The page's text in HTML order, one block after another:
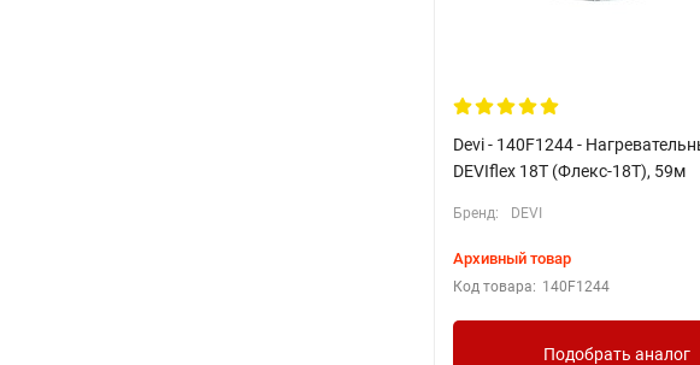
Devi - 140F1244 -
DEVIflex 18T (Флекс-18Т), 59м
Бренд: DEVI
Архивный товар
Код товара: 140F1244
Подобрать аналог